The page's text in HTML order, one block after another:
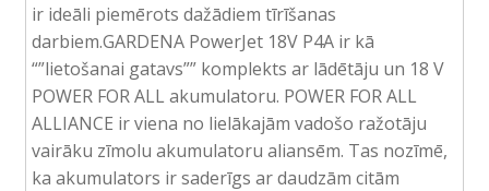
ir ideāli piemērots dažādiem tīrīšanas
darbiem.GARDENA PowerJet 18V P4A ir kā
“”lietošanai gatavs”” komplekts ar lādētāju un 18 V
POWER FOR ALL akumulatoru. POWER FOR ALL
ALLIANCE ir viena no lielākajām vadošo ražotāju
vairāku zīmolu akumulatoru aliansēm. Tas nozīmē,
ka akumulators ir saderīgs ar daudzām citām